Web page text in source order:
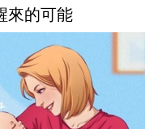
來的可能